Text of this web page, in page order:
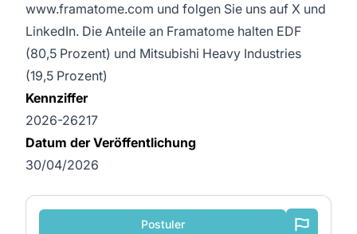
www.framatome.com und folgen Sie uns auf X und
LinkedIn. Die Anteile an Framatome halten EDF
(80,5 Prozent) und Mitsubishi Heavy Industries
(19,5 Prozent)
Kennziffer
2026-26217
Datum der Veröffentlichung
30/04/2026
Postuler